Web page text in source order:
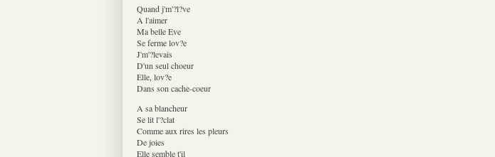
Quand j'm'?l?ve
A l'aimer
Ma belle Eve
Se ferme lov?e
J'm'?levais
D'un seul choeur
Elle, lov?e
Dans son cache-coeur
A sa blancheur
Se lit l'?clat
Comme aux rires les pleurs
De joies
Elle semble t'il